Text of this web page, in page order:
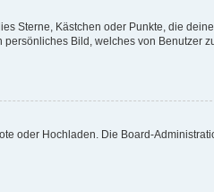
Sterne, Kästchen oder Punkte, die
Bild, welches von Benutzer
oder Hochladen. Die Board-